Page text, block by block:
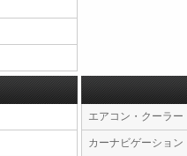
エアコン・クーラー
カーナビゲーション